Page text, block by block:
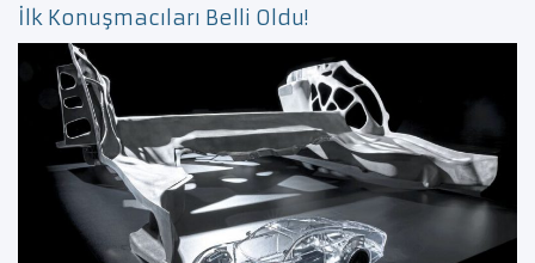
İlk Konuşmacıları Belli Oldu!